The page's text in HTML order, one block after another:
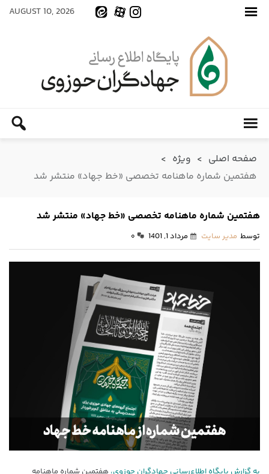
AUGUST 10, 2026
صفحه اصلی > ویژه >
هفتمین شماره ماهنامه تخصصی «خط جهاد» منتشر شد
هفتمین شماره ماهنامه تخصصی «خط جهاد» منتشر شد
توسط مدیر سایت مرداد 1, 1401 ۰
به گزارش پایگاه اطلاع‌رسانی جهادگران حوزوی، هفتمین شماره ماهنامه